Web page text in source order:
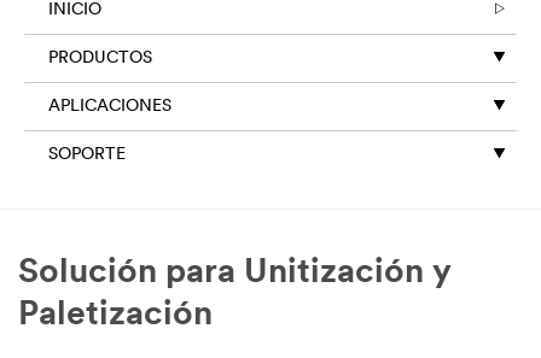
INICIO
PRODUCTOS
APLICACIONES
SOPORTE
Solución para Unitización y
Paletización